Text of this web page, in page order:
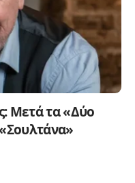
Μετά τα «Δύο